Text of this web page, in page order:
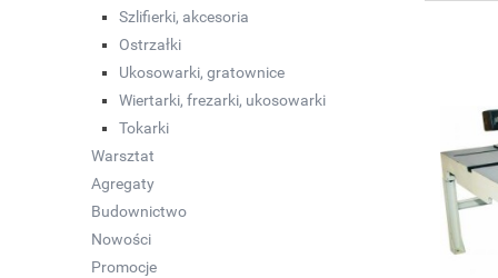
Szlifierki, akcesoria
Ostrzałki
Ukosowarki, gratownice
Wiertarki, frezarki, ukosowarki
Tokarki
Warsztat
Agregaty
Budownictwo
Nowości
Promocje